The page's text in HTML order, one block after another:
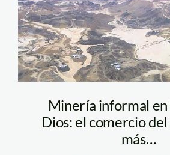
Minería informal
Dios: el comercio
más…
Foto: Enrique Ortiz / ACCA